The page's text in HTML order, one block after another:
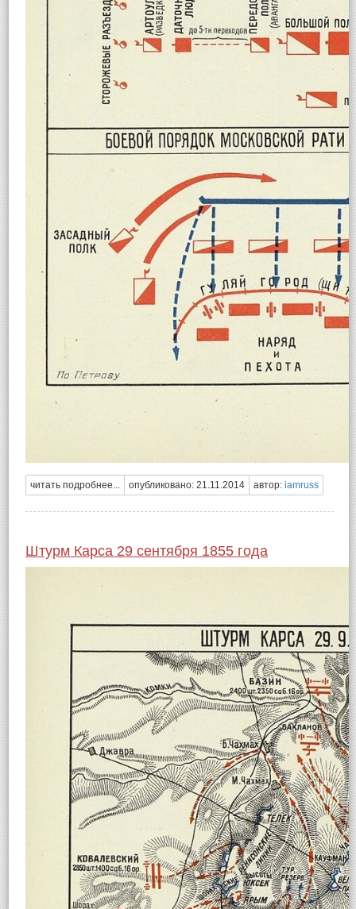
читать подробнее... опубликовано: 21.11.2014 автор: iamruss
Штурм Карса 29 сентября 1855 года